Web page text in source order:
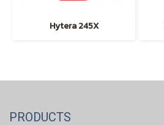
Hytera 245X
PRODUCTS